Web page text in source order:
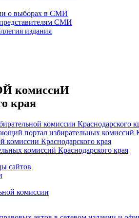
о выборах в СМИ
СМИ
издания
комиссиИ
края
комиссии Краснодарского
портал избирательных комиссий
комиссии Краснодарского края
комиссий Краснодарского края
сайтов
комиссии